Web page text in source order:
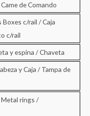
de Comando
c/rail / Caja
c/rail
y espina / Chaveta
y Caja / Tampa de
rings /